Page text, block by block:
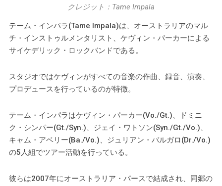
クレジット：Tame Impala
テーム・インパラ(Tame Impala)は、オーストラリアのマル
チ・インストゥルメンタリスト、ケヴィン・パーカーによる
サイケデリック・ロックバンドである。
スタジオではケヴィンがすべての音楽の作曲、録音、演奏、
プロデュースを行っているのが特徴。
テーム・インパラはケヴィン・パーカー(Vo./Gt.)、ドミニ
ク・シンパー(Gt./Syn.)、ジェイ・ワトソン(Syn./Gt./Vo.)、
キャム・アベリー(Ba./Vo.)、ジュリアン・バルガロ(Dr./Vo.)
の5人組でツアー活動を行っている。
彼らは2007年にオーストラリア・パースで結成され、同郷の